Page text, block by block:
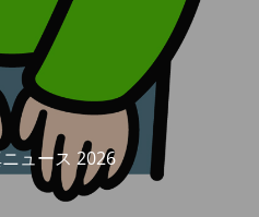
ュース 2026